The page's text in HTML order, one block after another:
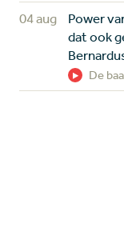
04 aug
Power
dat ook
De